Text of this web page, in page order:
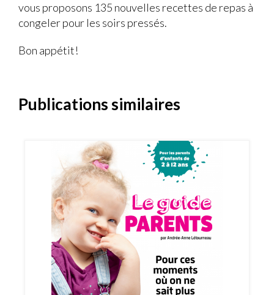
vous proposons 135 nouvelles recettes de repas à
congeler pour les soirs pressés.
Bon appétit!
Publications similaires